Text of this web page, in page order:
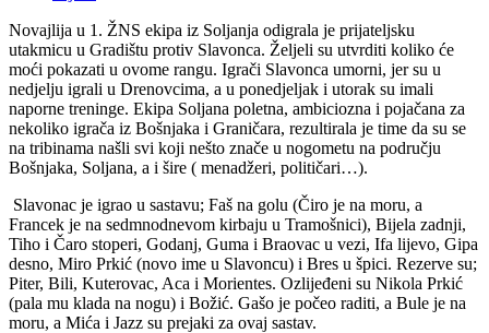
Novajlija u 1. ŽNS ekipa iz Soljanja odigrala je prijateljsku
utakmicu u Gradištu protiv Slavonca. Željeli su utvrditi koliko će
moći pokazati u ovome rangu. Igrači Slavonca umorni, jer su u
nedjelju igrali u Drenovcima, a u ponedjeljak i utorak su imali
naporne treninge. Ekipa Soljana poletna, ambiciozna i pojačana za
nekoliko igrača iz Bošnjaka i Graničara, rezultirala je time da su se
na tribinama našli svi koji nešto znače u nogometu na području
Bošnjaka, Soljana, a i šire ( menadžeri, političari…).
Slavonac je igrao u sastavu; Faš na golu (Čiro je na moru, a
Francek je na sedmnodnevom kirbaju u Tramošnici), Bijela zadnji,
Tiho i Čaro stoperi, Godanj, Guma i Braovac u vezi, Ifa lijevo, Gipa
desno, Miro Prkić (novo ime u Slavoncu) i Bres u špici. Rezerve su;
Piter, Bili, Kuterovac, Aca i Morientes. Ozlijeđeni su Nikola Prkić
(pala mu klada na nogu) i Božić. Gašo je počeo raditi, a Bule je na
moru, a Mića i Jazz su prejaki za ovaj sastav.